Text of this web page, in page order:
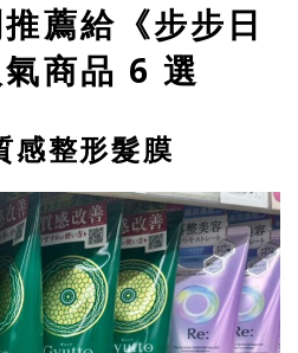
薦給《步步日
商品 6 選
整形髮膜